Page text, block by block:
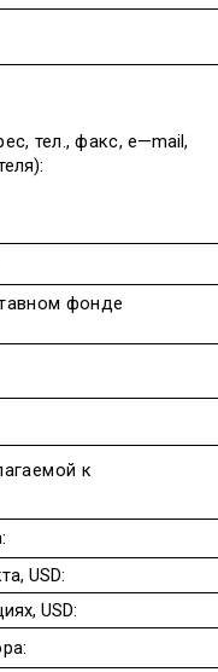
, тел., факс, e—mail,
):
фонде
к
:
, USD:
, USD:
: